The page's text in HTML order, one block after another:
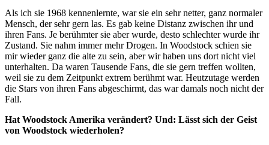
Als ich sie 1968 kennenlernte, war sie ein sehr netter, ganz normaler
Mensch, der sehr gern las. Es gab keine Distanz zwischen ihr und
ihren Fans. Je berühmter sie aber wurde, desto schlechter wurde ihr
Zustand. Sie nahm immer mehr Drogen. In Woodstock schien sie
mir wieder ganz die alte zu sein, aber wir haben uns dort nicht viel
unterhalten. Da waren Tausende Fans, die sie gern treffen wollten,
weil sie zu dem Zeitpunkt extrem berühmt war. Heutzutage werden
die Stars von ihren Fans abgeschirmt, das war damals noch nicht der
Fall.
Hat Woodstock Amerika verändert? Und: Lässt sich der Geist
von Woodstock wiederholen?